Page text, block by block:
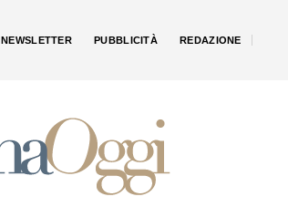
NEWSLETTER PUBBLICITÀ REDAZIONE